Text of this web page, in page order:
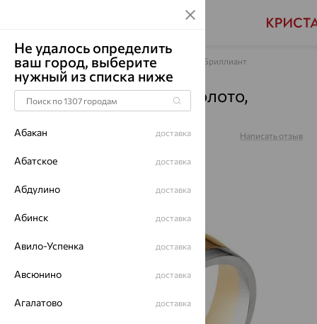
Главная Каталог Обручальные кольца Бриллиант
Кольцо обручальное, золото,
бриллиант, 12386-100
Артикул: Написать отзыв
Не удалось определить
ваш город, выберите
нужный из списка ниже
Абакан доставка
Абатское доставка
Абдулино доставка
Абинск доставка
Авило-Успенка доставка
Авсюнино доставка
Агалатово доставка